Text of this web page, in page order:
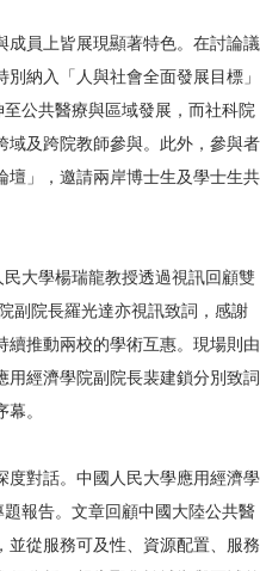
成員上皆展現顯著特色。在討論議
納入「人與社會全面發展目標」
公共醫療與區域發展，而社科院
域及跨院教師參與。此外，參與者
壇」，邀請兩岸博士生及學士生共
大學楊瑞龍教授透過視訊回顧雙
副院長羅光達亦視訊致詞，感謝
續推動兩校的學術互惠。現場則由
用經濟學院副院長裴建鎖分別致詞
。
度對話。中國人民大學應用經濟學
報告。文章回顧中國大陸公共醫
並從服務可及性、資源配置、服務